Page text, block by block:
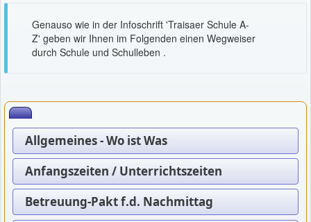
Genauso wie in der Infoschrift 'Traisaer Schule A-
Z' geben wir Ihnen im Folgenden einen Wegweiser
durch Schule und Schulleben .
Allgemeines - Wo ist Was
Anfangszeiten / Unterrichtszeiten
Betreuung-Pakt f.d. Nachmittag